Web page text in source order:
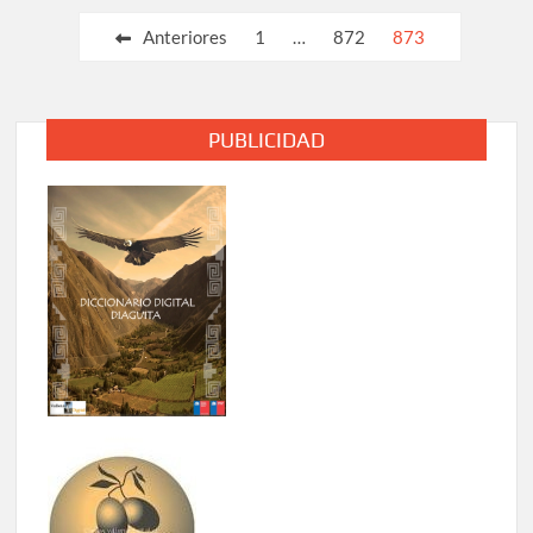
Paginación
entradas
Anteriores 1 … 872 873
PUBLICIDAD